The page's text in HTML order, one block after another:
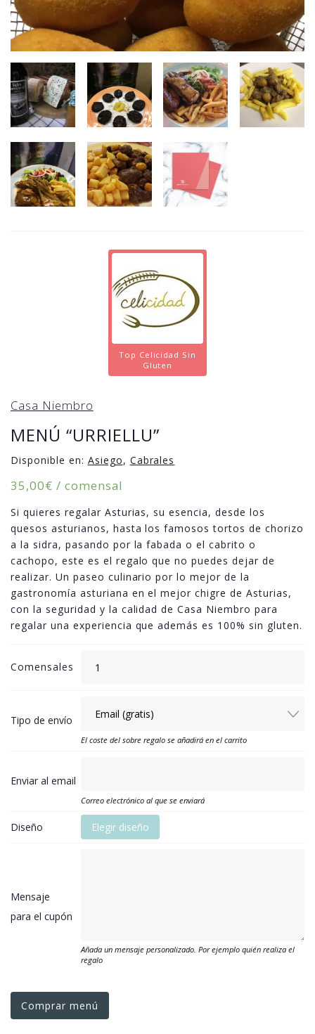
Top Celicidad Sin
Gluten
Casa Niembro
MENÚ “URRIELLU”
Disponible en: Asiego, Cabrales
35,00€ / comensal
Si quieres regalar Asturias, su esencia, desde los
quesos asturianos, hasta los famosos tortos de chorizo
a la sidra, pasando por la fabada o el cabrito o
cachopo, este es el regalo que no puedes dejar de
realizar. Un paseo culinario por lo mejor de la
gastronomía asturiana en el mejor chigre de Asturias,
con la seguridad y la calidad de Casa Niembro para
regalar una experiencia que además es 100% sin gluten.
Comensales
Tipo de envío
El coste del sobre regalo se añadirá en el carrito
Enviar al email
Correo electrónico al que se enviará
Diseño Elegir diseño
Mensaje
para el cupón
Añada un mensaje personalizado. Por ejemplo quién realiza el
regalo
Comprar menú